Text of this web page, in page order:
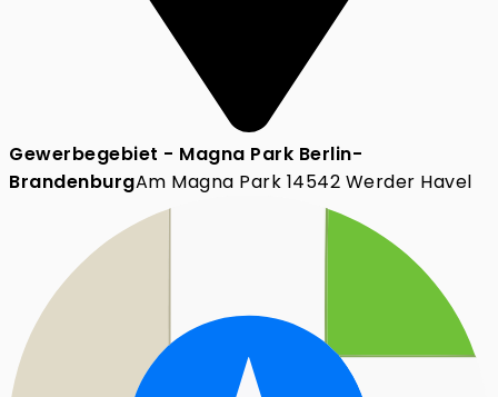
Gewerbegebiet - Magna Park Berlin-
BrandenburgAm Magna Park 14542 Werder Havel